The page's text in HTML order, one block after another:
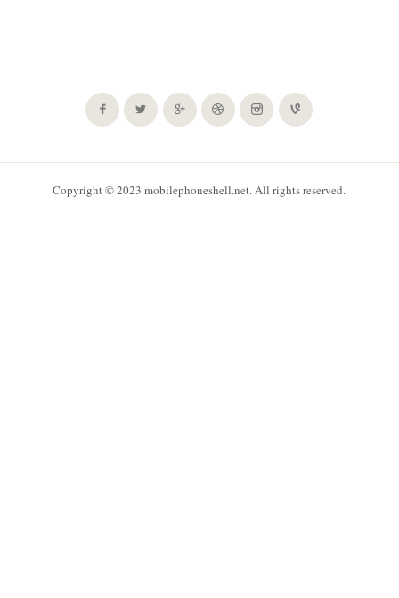
Copyright © 2023 mobilephoneshell.net. All rights reserved.